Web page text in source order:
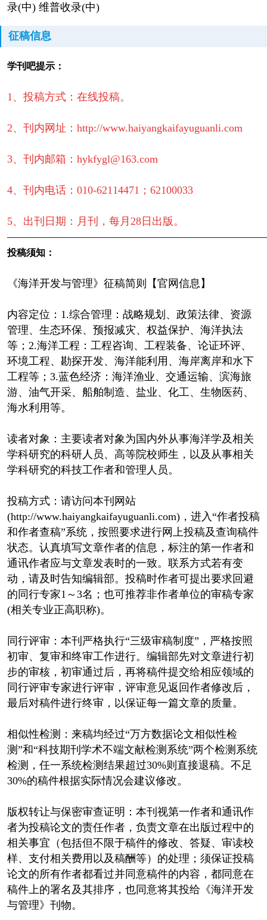
录(中) 维普收录(中)
征稿信息
学刊吧提示：
1、投稿方式：在线投稿。
2、刊内网址：http://www.haiyangkaifayuguanli.com
3、刊内邮箱：hykfygl@163.com
4、刊内电话：010-62114471；62100033
5、出刊日期：月刊，每月28日出版。
投稿须知：
《海洋开发与管理》征稿简则【官网信息】
内容定位：1.综合管理：战略规划、政策法律、资源
管理、生态环保、预报减灾、权益保护、海洋执法
等；2.海洋工程：工程咨询、工程装备、论证环评、
环境工程、勘探开发、海洋能利用、海岸离岸和水下
工程等；3.蓝色经济：海洋渔业、交通运输、滨海旅
游、油气开采、船舶制造、盐业、化工、生物医药、
海水利用等。
读者对象：主要读者对象为国内外从事海洋学及相关
学科研究的科研人员、高等院校师生，以及从事相关
学科研究的科技工作者和管理人员。
投稿方式：请访问本刊网站
(http://www.haiyangkaifayuguanli.com)，进入“作者投稿
和作者查稿”系统，按照要求进行网上投稿及查询稿件
状态。认真填写文章作者的信息，标注的第一作者和
通讯作者应与文章发表时的一致。联系方式若有变
动，请及时告知编辑部。投稿时作者可提出要求回避
的同行专家1～3名；也可推荐非作者单位的审稿专家
(相关专业正高职称)。
同行评审：本刊严格执行“三级审稿制度”，严格按照
初审、复审和终审工作进行。编辑部先对文章进行初
步的审核，初审通过后，再将稿件提交给相应领域的
同行评审专家进行评审，评审意见返回作者修改后，
最后对稿件进行终审，以保证每一篇文章的质量。
相似性检测：来稿均经过“万方数据论文相似性检
测”和“科技期刊学术不端文献检测系统”两个检测系统
检测，任一系统检测结果超过30%则直接退稿。不足
30%的稿件根据实际情况会建议修改。
版权转让与保密审查证明：本刊视第一作者和通讯作
者为投稿论文的责任作者，负责文章在出版过程中的
相关事宜（包括但不限于稿件的修改、答疑、审读校
样、支付相关费用以及稿酬等）的处理；须保证投稿
论文的所有作者都看过并同意稿件的内容，都同意在
稿件上的署名及其排序，也同意将其投给《海洋开发
与管理》刊物。